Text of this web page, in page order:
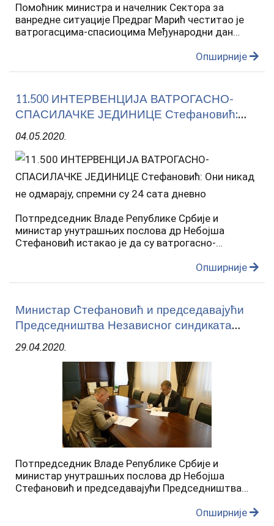
Помоћник министра и начелник Сектора за
ванредне ситуације Предраг Марић честитао је
ватрогасцима-спасиоцима Међународни дан
несебичном залагању, труду и пожртвованости
Опширније
11.500 ИНТЕРВЕНЦИЈА ВАТРОГАСНО-
СПАСИЛАЧКЕ ЈЕДИНИЦЕ Стефановић:
дневно
04.05.2020.
Потпредседник Владе Републике Србије и
министар унутрашњих послова др Небојша
Стефановић истакао је да су ватрогасно-
више од 11.500 интервенција и најавио да ће МУП
Опширније
Министар Стефановић и председавајући
Председништва Независног синдиката
колективног уговора
29.04.2020.
Потпредседник Владе Републике Србије и
министар унутрашњих послова др Небојша
Стефановић и председавајући Председништва
потписали су данас Анекс Посебног колективног
Опширније